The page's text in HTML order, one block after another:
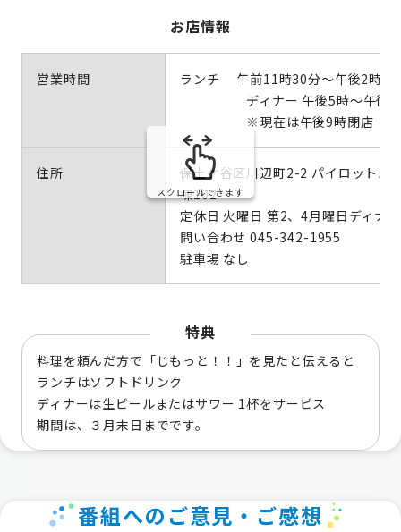
お店情報
営業時間
ランチ 午前11時30分～午後2時30
ディナー 午後5時～午後10
※現在は午後9時閉店
住所
保土ケ谷区川辺町2-2 パイロットハ
棟102
定休日 火曜日 第2、4月曜日ディナー
問い合わせ 045-342-1955
駐車場 なし
スクロールできます
特典
料理を頼んだ方で「じもっと！！」を見たと伝えると
ランチはソフトドリンク
ディナーは生ビールまたはサワー 1杯をサービス
期間は、３月末日までです。
番組へのご意見・ご感想